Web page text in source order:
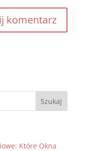
Które Okna